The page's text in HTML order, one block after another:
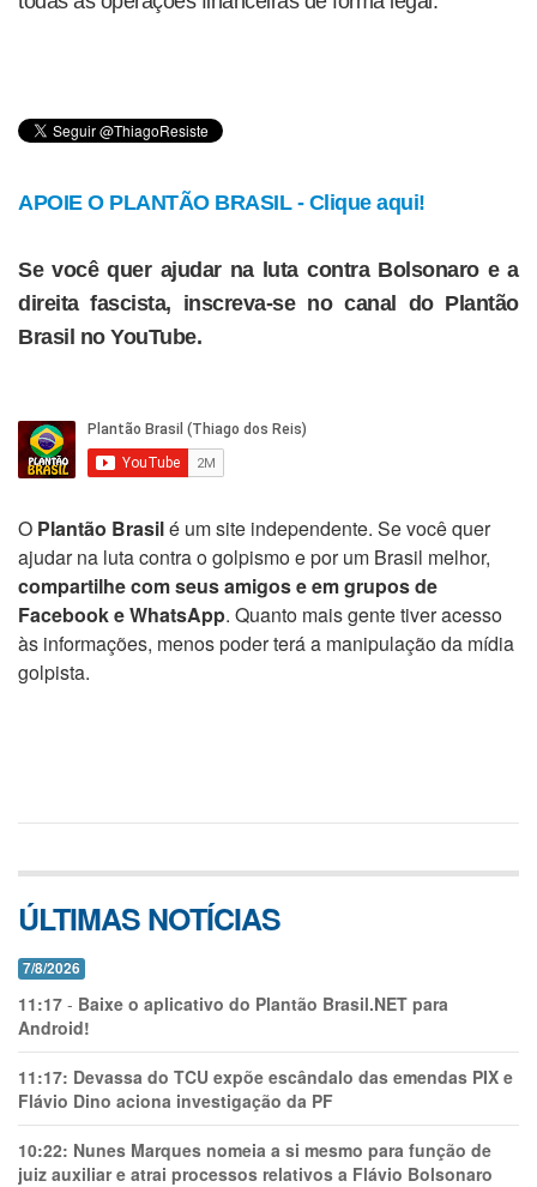
APOIE O PLANTÃO BRASIL - Clique aqui!
Se você quer ajudar na luta contra Bolsonaro e a
direita fascista, inscreva-se no canal do Plantão
Brasil no YouTube.
O Plantão Brasilé um site independente. Se você quer
ajudar na luta contra o golpismo e por um Brasil melhor,
compartilhe com seus amigos e em grupos de
Facebook e WhatsApp. Quanto mais gente tiver acesso
às informações, menos poder terá a manipulação da mídia
golpista.
ÚLTIMAS NOTÍCIAS
7/8/2026
11:17 - Baixe o aplicativo do Plantão Brasil.NET para
Android!
11:17: Devassa do TCU expõe escândalo das emendas PIX e
Flávio Dino aciona investigação da PF
10:22: Nunes Marques nomeia a si mesmo para função de
juiz auxiliar e atrai processos relativos a Flávio Bolsonaro